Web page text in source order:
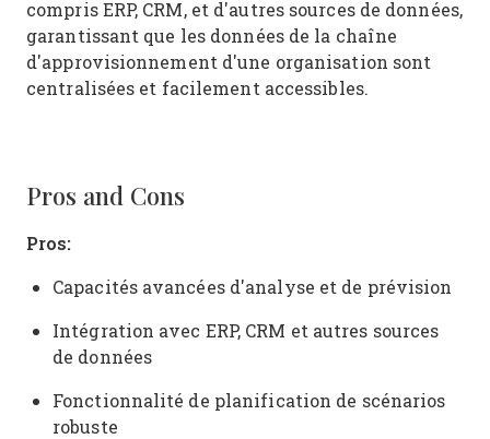
compris ERP, CRM, et d'autres sources de données,
garantissant que les données de la chaîne
d'approvisionnement d'une organisation sont
centralisées et facilement accessibles.
Pros and Cons
Pros:
Capacités avancées d'analyse et de prévision
Intégration avec ERP, CRM et autres sources
de données
Fonctionnalité de planification de scénarios
robuste